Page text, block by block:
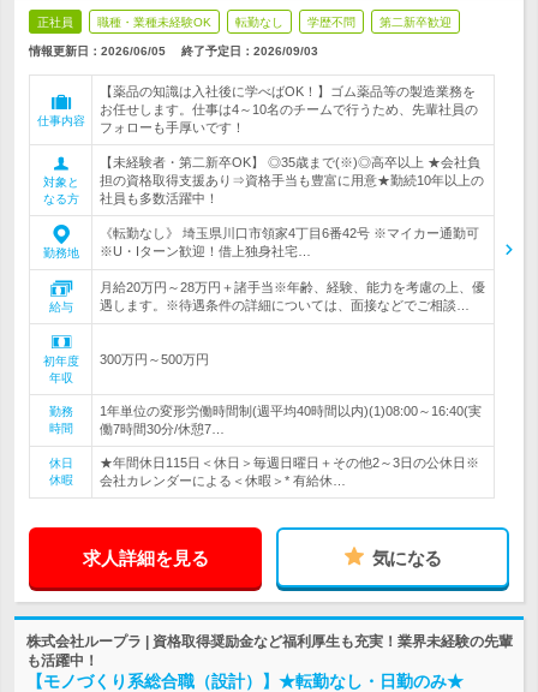
正社員 職種・業種未経験OK 転勤なし 学歴不問 第二新卒歓迎
情報更新日：2026/06/05 終了予定日： 2026/09/03
仕事内容
【薬品の知識は入社後に学べばOK！】ゴム薬品等の製造業務を
お任せします。仕事は4～10名のチームで行うため、先輩社員の
フォローも手厚いです！
対象と
なる方
【未経験者・第二新卒OK】 ◎35歳まで(※)◎高卒以上 ★会社負
担の資格取得支援あり⇒資格手当も豊富に用意★勤続10年以上の
社員も多数活躍中！
勤務地
《転勤なし》 埼玉県川口市領家4丁目6番42号 ※マイカー通勤可
※U・Iターン歓迎！借上独身社宅…
給与
月給20万円～28万円＋諸手当※年齢、経験、能力を考慮の上、優
遇します。※待遇条件の詳細については、面接などでご相談…
初年度
年収
300万円～500万円
勤務
時間
1年単位の変形労働時間制(週平均40時間以内)(1)08:00～16:40(実
働7時間30分/休憩7…
休日
休暇
★年間休日115日＜休日＞毎週日曜日＋その他2～3日の公休日※
会社カレンダーによる＜休暇＞* 有給休…
求人詳細を見る 気になる
株式会社ループラ | 資格取得奨励金など福利厚生も充実！業界未経験の先輩
も活躍中！
【モノづくり系総合職（設計）】★転勤なし・日勤のみ★